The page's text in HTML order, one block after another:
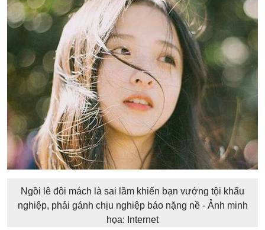
Ngồi lê đôi mách là sai lầm khiến bạn vướng tội khẩu
nghiệp, phải gánh chịu nghiệp báo nặng nề - Ảnh minh
họa: Internet